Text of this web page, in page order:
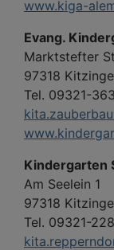
www.kiga-
Evang.
Marktstefter
97318
Tel. 09321-
Kindergarten
Am Seelein 1
97318
Tel. 09321-